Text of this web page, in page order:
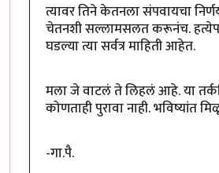
त्यावर तिने केतनला संपवायचा
चेतनशी सल्लामसलत करूनंच.
घडल्या त्या सर्वत्र माहिती आहेत.
मला जे वाटलं ते लिहलं आहे. या
कोणताही पुरावा नाही. भविष्यांत
-गा.पै.